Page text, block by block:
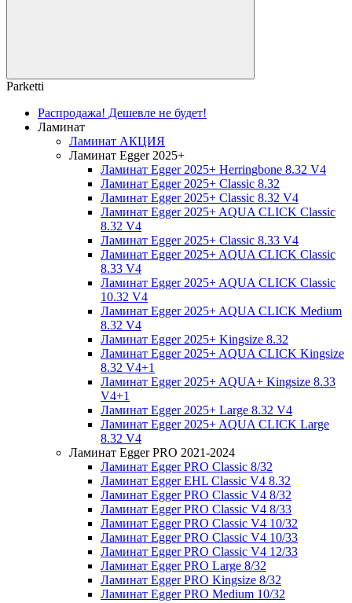
Parketti
Распродажа! Дешевле не будет!
Ламинат
Ламинат АКЦИЯ
Ламинат Egger 2025+
Ламинат Egger 2025+ Herringbone 8.32 V4
Ламинат Egger 2025+ Classic 8.32
Ламинат Egger 2025+ Classic 8.32 V4
Ламинат Egger 2025+ AQUA CLICK Classic
8.32 V4
Ламинат Egger 2025+ Classic 8.33 V4
Ламинат Egger 2025+ AQUA CLICK Classic
8.33 V4
Ламинат Egger 2025+ AQUA CLICK Classic
10.32 V4
Ламинат Egger 2025+ AQUA CLICK Medium
8.32 V4
Ламинат Egger 2025+ Kingsize 8.32
Ламинат Egger 2025+ AQUA CLICK Kingsize
8.32 V4+1
Ламинат Egger 2025+ AQUA+ Kingsize 8.33
V4+1
Ламинат Egger 2025+ Large 8.32 V4
Ламинат Egger 2025+ AQUA CLICK Large
8.32 V4
Ламинат Egger PRO 2021-2024
Ламинат Egger PRO Classic 8/32
Ламинат Egger EHL Classic V4 8.32
Ламинат Egger PRO Classic V4 8/32
Ламинат Egger PRO Classic V4 8/33
Ламинат Egger PRO Classic V4 10/32
Ламинат Egger PRO Classic V4 10/33
Ламинат Egger PRO Classic V4 12/33
Ламинат Egger PRO Large 8/32
Ламинат Egger PRO Kingsize 8/32
Ламинат Egger PRO Medium 10/32